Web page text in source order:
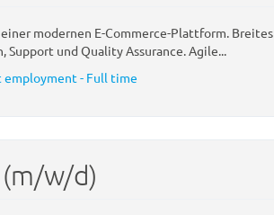
modernen E-Commerce-Plattform. Breites
und Quality Assurance. Agile...
employment - Full time
w/d)